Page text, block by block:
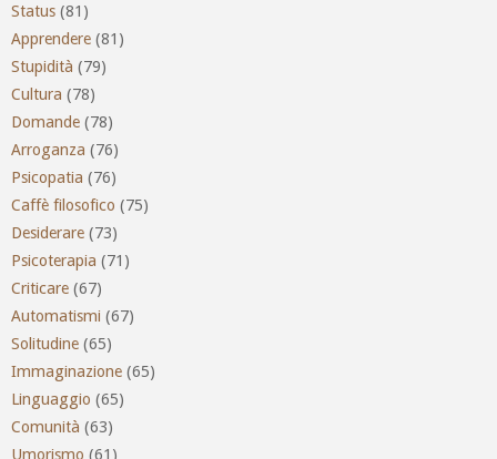
Status (81)
Apprendere (81)
Stupidità (79)
Cultura (78)
Domande (78)
Arroganza (76)
Psicopatia (76)
Caffè filosofico (75)
Desiderare (73)
Psicoterapia (71)
Criticare (67)
Automatismi (67)
Solitudine (65)
Immaginazione (65)
Linguaggio (65)
Comunità (63)
Umorismo (61)